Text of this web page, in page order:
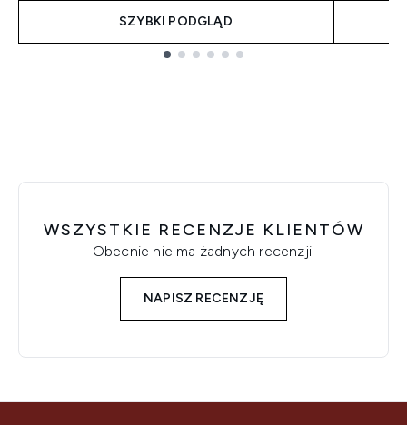
SZYBKI PODGLĄD
WSZYSTKIE RECENZJE KLIENTÓW
Obecnie nie ma żadnych recenzji.
NAPISZ RECENZJĘ